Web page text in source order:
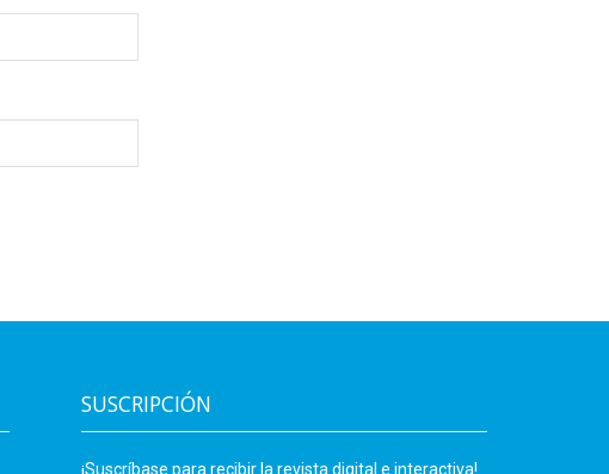
SUSCRIPCIÓN
¡Suscríbase para recibir la revista digital e interactiva!